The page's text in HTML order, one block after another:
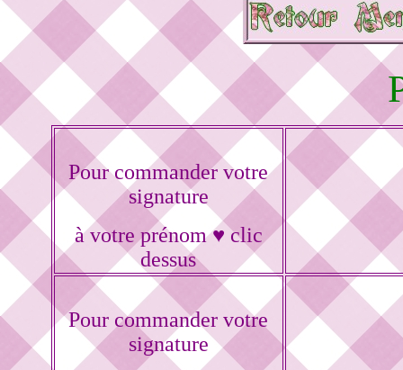
Pour commander votre
signature
à votre prénom ♥ clic
dessus
Pour commander votre
signature